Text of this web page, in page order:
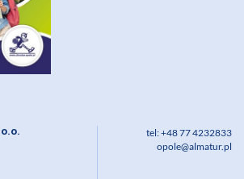
tel: +48 77 4232833
opole@almatur.pl